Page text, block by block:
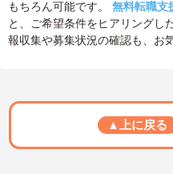
もちろん可能です。 無料転職支
と、ご希望条件をヒアリングし
報収集や募集状況の確認も、お
▲上に戻る